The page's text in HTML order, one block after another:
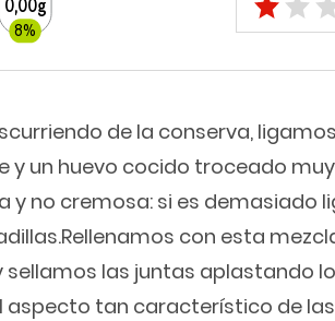
0,00g
8%
de la conserva,
un huevo cocido troceado muy
y no cremosa: si es demasiado
con esta
las juntas aplastando
aspecto tan característico de las